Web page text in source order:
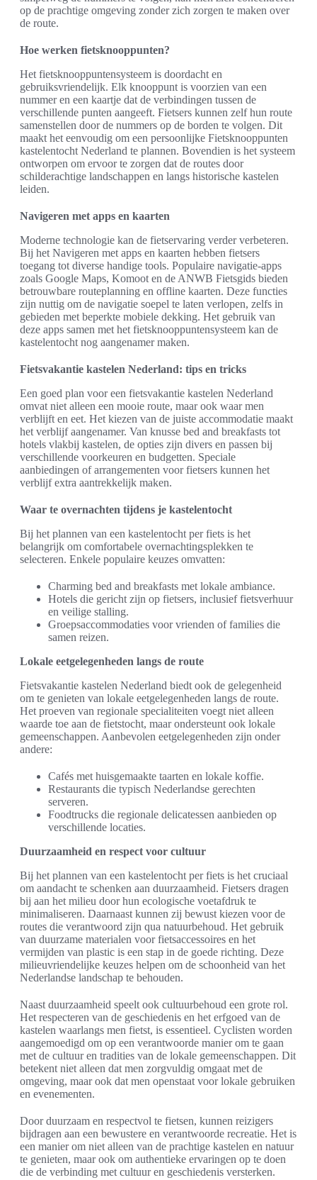
op de prachtige omgeving zonder zich zorgen te maken over
de route.
Hoe werken fietsknooppunten?
Het fietsknooppuntensysteem is doordacht en
gebruiksvriendelijk. Elk knooppunt is voorzien van een
nummer en een kaartje dat de verbindingen tussen de
verschillende punten aangeeft. Fietsers kunnen zelf hun route
samenstellen door de nummers op de borden te volgen. Dit
maakt het eenvoudig om een persoonlijke Fietsknooppunten
kastelentocht Nederland te plannen. Bovendien is het systeem
ontworpen om ervoor te zorgen dat de routes door
schilderachtige landschappen en langs historische kastelen
leiden.
Navigeren met apps en kaarten
Moderne technologie kan de fietservaring verder verbeteren.
Bij het Navigeren met apps en kaarten hebben fietsers
toegang tot diverse handige tools. Populaire navigatie-apps
zoals Google Maps, Komoot en de ANWB Fietsgids bieden
betrouwbare routeplanning en offline kaarten. Deze functies
zijn nuttig om de navigatie soepel te laten verlopen, zelfs in
gebieden met beperkte mobiele dekking. Het gebruik van
deze apps samen met het fietsknooppuntensysteem kan de
kastelentocht nog aangenamer maken.
Fietsvakantie kastelen Nederland: tips en tricks
Een goed plan voor een fietsvakantie kastelen Nederland
omvat niet alleen een mooie route, maar ook waar men
verblijft en eet. Het kiezen van de juiste accommodatie maakt
het verblijf aangenamer. Van knusse bed and breakfasts tot
hotels vlakbij kastelen, de opties zijn divers en passen bij
verschillende voorkeuren en budgetten. Speciale
aanbiedingen of arrangementen voor fietsers kunnen het
verblijf extra aantrekkelijk maken.
Waar te overnachten tijdens je kastelentocht
Bij het plannen van een kastelentocht per fiets is het
belangrijk om comfortabele overnachtingsplekken te
selecteren. Enkele populaire keuzes omvatten:
Charming bed and breakfasts met lokale ambiance.
Hotels die gericht zijn op fietsers, inclusief fietsverhuur
en veilige stalling.
Groepsaccommodaties voor vrienden of families die
samen reizen.
Lokale eetgelegenheden langs de route
Fietsvakantie kastelen Nederland biedt ook de gelegenheid
om te genieten van lokale eetgelegenheden langs de route.
Het proeven van regionale specialiteiten voegt niet alleen
waarde toe aan de fietstocht, maar ondersteunt ook lokale
gemeenschappen. Aanbevolen eetgelegenheden zijn onder
andere:
Cafés met huisgemaakte taarten en lokale koffie.
Restaurants die typisch Nederlandse gerechten
serveren.
Foodtrucks die regionale delicatessen aanbieden op
verschillende locaties.
Duurzaamheid en respect voor cultuur
Bij het plannen van een kastelentocht per fiets is het cruciaal
om aandacht te schenken aan duurzaamheid. Fietsers dragen
bij aan het milieu door hun ecologische voetafdruk te
minimaliseren. Daarnaast kunnen zij bewust kiezen voor de
routes die verantwoord zijn qua natuurbehoud. Het gebruik
van duurzame materialen voor fietsaccessoires en het
vermijden van plastic is een stap in de goede richting. Deze
milieuvriendelijke keuzes helpen om de schoonheid van het
Nederlandse landschap te behouden.
Naast duurzaamheid speelt ook cultuurbehoud een grote rol.
Het respecteren van de geschiedenis en het erfgoed van de
kastelen waarlangs men fietst, is essentieel. Cyclisten worden
aangemoedigd om op een verantwoorde manier om te gaan
met de cultuur en tradities van de lokale gemeenschappen. Dit
betekent niet alleen dat men zorgvuldig omgaat met de
omgeving, maar ook dat men openstaat voor lokale gebruiken
en evenementen.
Door duurzaam en respectvol te fietsen, kunnen reizigers
bijdragen aan een bewustere en verantwoorde recreatie. Het is
een manier om niet alleen van de prachtige kastelen en natuur
te genieten, maar ook om authentieke ervaringen op te doen
die de verbinding met cultuur en geschiedenis versterken.